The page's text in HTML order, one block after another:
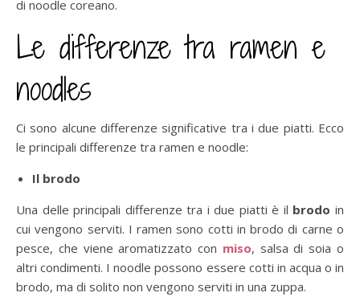
di noodle coreano.
Le differenze tra ramen e
noodles
Ci sono alcune differenze significative tra i due piatti. Ecco
le principali differenze tra ramen e noodle:
Il brodo
Una delle principali differenze tra i due piatti è il brodo in
cui vengono serviti. I ramen sono cotti in brodo di carne o
pesce, che viene aromatizzato con miso, salsa di soia o
altri condimenti. I noodle possono essere cotti in acqua o in
brodo, ma di solito non vengono serviti in una zuppa.